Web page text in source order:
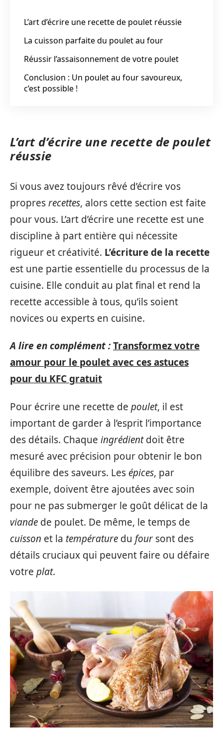
L’art d’écrire une recette de poulet réussie
La cuisson parfaite du poulet au four
Réussir l’assaisonnement de votre poulet
Conclusion : Un poulet au four savoureux,
c’est possible !
L’art d’écrire une recette de poulet
réussie
Si vous avez toujours rêvé d’écrire vos
propresrecettes, alors cette section est faite
pour vous. L’art d’écrire une recette est une
discipline à part entière qui nécessite
rigueur et créativité. L’écriture de la recette
est une partie essentielle du processus de la
cuisine. Elle conduit au plat final et rend la
recette accessible à tous, qu’ils soient
novices ou experts en cuisine.
A lire en complément :Transformez votre
amour pour le poulet avec ces astuces
pour du KFC gratuit
Pour écrire une recette de poulet, il est
important de garder à l’esprit l’importance
des détails. Chaque ingrédientdoit être
mesuré avec précision pour obtenir le bon
équilibre des saveurs. Les épices, par
exemple, doivent être ajoutées avec soin
pour ne pas submerger le goût délicat de la
viande de poulet. De même, le temps de
cuisson et la température du four sont des
détails cruciaux qui peuvent faire ou défaire
votre plat.